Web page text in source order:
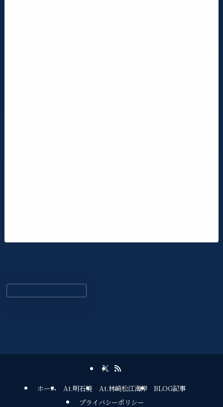
ホーム At.明石焼 At.林崎松江海岸
BLOG記事
プライバシーポリシー